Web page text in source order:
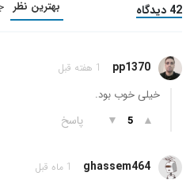
42 دیدگاه بهترین نظر
pp1370 1 هفته قبل
خیلی خوب بود.
▲
5
▼ پاسخ
ghassem464 1 ماه قبل